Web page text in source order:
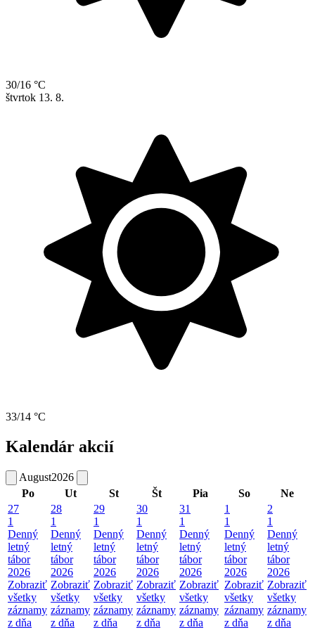
30/16 °C
štvrtok 13. 8.
33/14 °C
Kalendár akcií
August2026
Po
Ut St Št Pia So
Ne
27
1
Denný
letný
tábor
2026
Zobraziť
všetky
záznamy
z dňa
28
1
Denný
letný
tábor
2026
Zobraziť
všetky
záznamy
z dňa
29
1
Denný
letný
tábor
2026
Zobraziť
všetky
záznamy
z dňa
30
1
Denný
letný
tábor
2026
Zobraziť
všetky
záznamy
z dňa
31
1
Denný
letný
tábor
2026
Zobraziť
všetky
záznamy
z dňa
1
1
Denný
letný
tábor
2026
Zobraziť
všetky
záznamy
z dňa
2
1
Denný
letný
tábor
2026
Zobraziť
všetky
záznamy
z dňa